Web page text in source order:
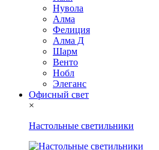
Нувола
Алма
Фелиция
Алма Д
Шарм
Венто
Нобл
Элеганс
Офисный свет
×
Настольные светильники